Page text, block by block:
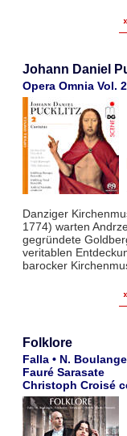
Johann Daniel
Opera Omnia Vol.
Danziger
1774) warten
gegründete
veritablen
barocker
Folklore
Falla • N.
Fauré Sarasate
Christoph Croisé